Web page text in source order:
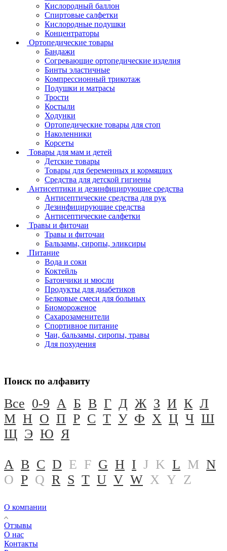
Кислородный баллон
Спиртовые салфетки
Кислородные подушки
Концентраторы
Ортопедические товары
Бандажи
Согревающие ортопедические изделия
Бинты эластичные
Компрессионный трикотаж
Подушки и матрасы
Трости
Костыли
Ходунки
Ортопедические товары для стоп
Наколенники
Корсеты
Товары для мам и детей
Детские товары
Товары для беременных и кормящих
Средства для детской гигиены
Антисептики и дезинфицирующие средства
Антисептические средства для рук
Дезинфицирующие средства
Антисептические салфетки
Травы и фиточаи
Травы и фиточаи
Бальзамы, сиропы, эликсиры
Питание
Вода и соки
Коктейль
Батончики и мюсли
Продукты для диабетиков
Белковые смеси для больных
Биомороженое
Сахарозаменители
Спортивное питание
Чаи, бальзамы, сиропы, травы
Для похудения
Поиск по алфавиту
Все 0-9 А Б В Г Д Ж З И К Л
М Н О П Р С Т У Ф Х Ц Ч Ш
Щ Э Ю Я
A B C D E F G H I J K L M N
O P Q R S T U V W X Y Z
О компании
Отзывы
О нас
Контакты